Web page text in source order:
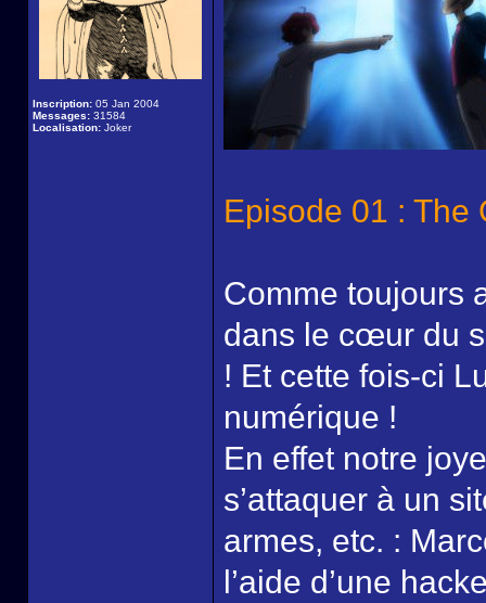
Inscription: 05 Jan 2004
Messages: 31584
Localisation: Joker
Episode 01 : The
Comme toujours
dans le cœur du
! Et cette fois-ci
numérique !
En effet notre
s’attaquer à un
armes, etc. :
l’aide d’une